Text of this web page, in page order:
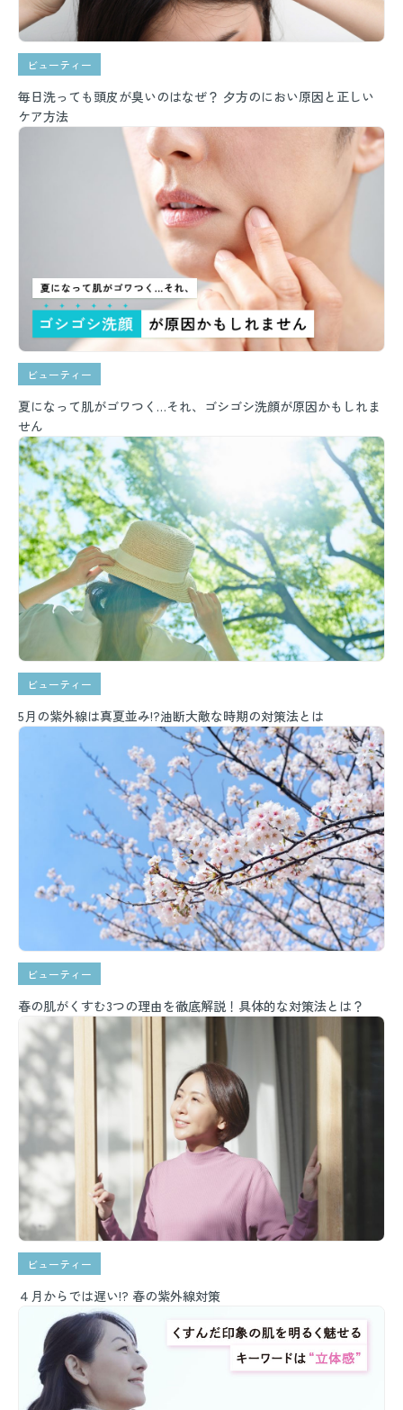
ビューティー
毎日洗っても頭皮が臭いのはなぜ？ 夕方のにおい原因と正しい
ケア方法
ビューティー
夏になって肌がゴワつく…それ、ゴシゴシ洗顔が原因かもしれま
せん
ビューティー
5月の紫外線は真夏並み!?油断大敵な時期の対策法とは
ビューティー
春の肌がくすむ3つの理由を徹底解説！具体的な対策法とは？
ビューティー
４月からでは遅い!? 春の紫外線対策